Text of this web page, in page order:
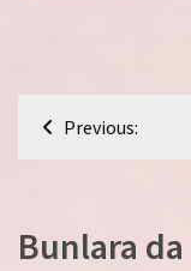
YazıPrevious:
Bunlara